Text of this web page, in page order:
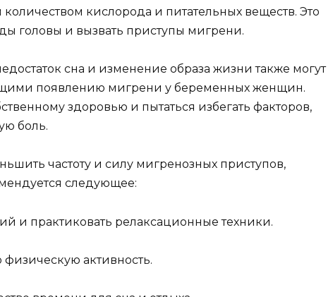
кислорода и питательных веществ. Это
головы и вызвать приступы мигрени.
сна и изменение образа жизни также могут
появлению мигрени у беременных женщин.
здоровью и пытаться избегать факторов,
боль.
частоту и силу мигренозных приступов,
следующее:
и практиковать релаксационные техники.
активность.